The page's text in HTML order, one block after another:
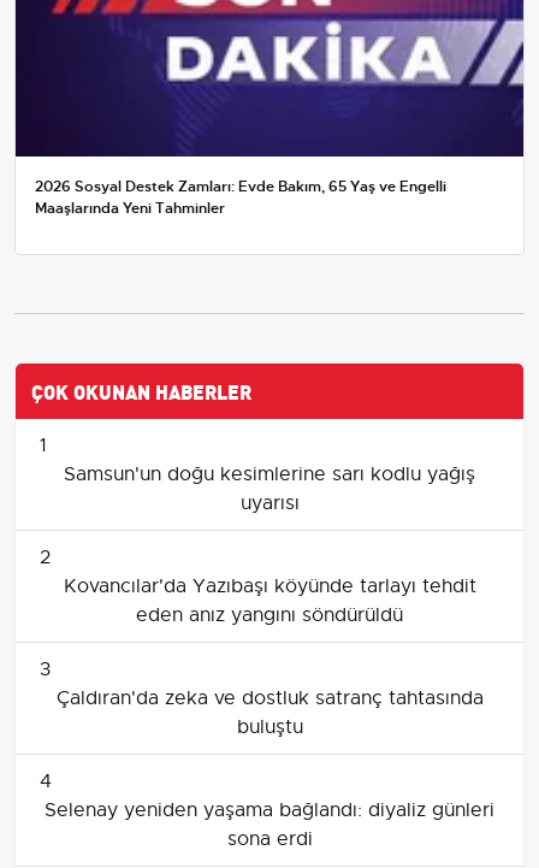
2026 Sosyal Destek Zamları: Evde Bakım, 65 Yaş ve Engelli
Maaşlarında Yeni Tahminler
ÇOK OKUNAN HABERLER
1
Samsun'un doğu kesimlerine sarı kodlu yağış
uyarısı
2
Kovancılar'da Yazıbaşı köyünde tarlayı tehdit
eden anız yangını söndürüldü
3
Çaldıran'da zeka ve dostluk satranç tahtasında
buluştu
4
Selenay yeniden yaşama bağlandı: diyaliz günleri
sona erdi